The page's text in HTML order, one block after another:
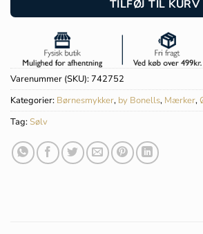
TILFØJ TIL KURV
Varenummer (SKU):742752
Kategorier: Børnesmykker, by Bonells, Mærker,
Tag: Sølv